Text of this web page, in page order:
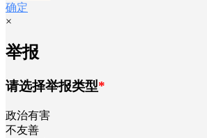
确定
×
举报
请选择举报类型*
政治有害
不友善